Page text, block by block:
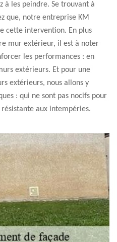
à les peindre. Se trouvant à
que, notre entreprise KM
cette intervention. En plus
mur extérieur, il est à noter
les performances : en
extérieurs. Et pour une
extérieurs, nous allons y
: qui ne sont pas nocifs pour
aux intempéries.